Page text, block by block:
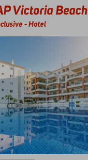
Victoria Beach
-Hotel